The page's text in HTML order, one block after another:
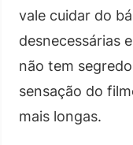
vale cuidar do
desnecessárias
não tem
sensação do
mais longas.